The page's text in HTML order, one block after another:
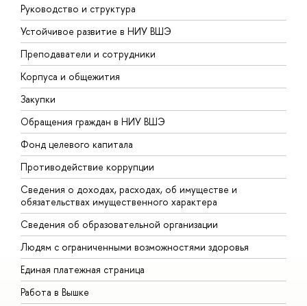
Руководство и структура
Устойчивое развитие в НИУ ВШЭ
Преподаватели и сотрудники
Корпуса и общежития
Закупки
Обращения граждан в НИУ ВШЭ
Фонд целевого капитала
Противодействие коррупции
Сведения о доходах, расходах, об имуществе и
обязательствах имущественного характера
Сведения об образовательной организации
Людям с ограниченными возможностями здоровья
Единая платежная страница
Работа в Вышке